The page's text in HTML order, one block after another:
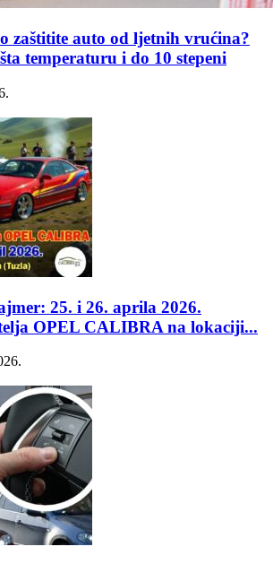
zaštitite auto od ljetnih vrućina?
temperaturu i do 10 stepeni
25. i 26. aprila 2026.
OPEL CALIBRA na lokaciji...